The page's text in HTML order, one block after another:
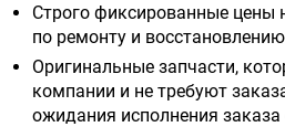
Строго фиксированные цены
по ремонту и
Оригинальные запчасти,
компании и не требуют
ожидания исполнения